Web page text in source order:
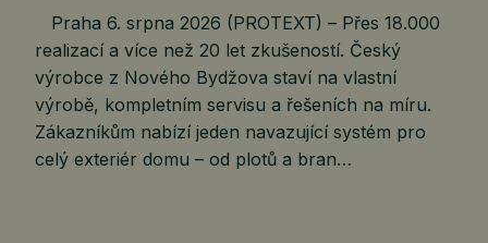
Praha 6. srpna 2026 (PROTEXT) – Přes 18.000
realizací a více než 20 let zkušeností. Český
výrobce z Nového Bydžova staví na vlastní
výrobě, kompletním servisu a řešeních na míru.
Zákazníkům nabízí jeden navazující systém pro
celý exteriér domu – od plotů a bran…